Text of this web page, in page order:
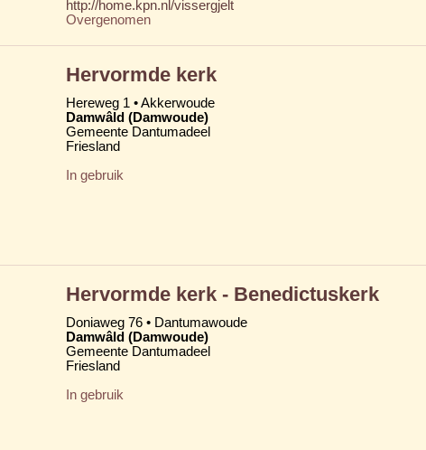
http://home.kpn.nl/vissergjelt
Overgenomen
Hervormde kerk
Hereweg 1 • Akkerwoude
Damwâld (Damwoude)
Gemeente Dantumadeel
Friesland
In gebruik
Hervormde kerk - Benedictuskerk
Doniaweg 76 • Dantumawoude
Damwâld (Damwoude)
Gemeente Dantumadeel
Friesland
In gebruik